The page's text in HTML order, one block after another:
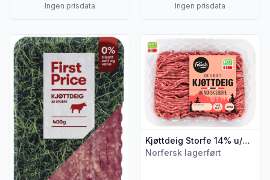
Ingen prisdata Ingen prisdata
Vis flere detaljer for produktet "Kjøttdeig 14% Fett 400g
Kjøttdeig Storfe 14% u/Salt&Vann 400g Folkets
Norfersk lagerført
Vis flere detaljer for